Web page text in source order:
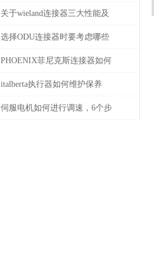
关于wieland连接器三大性能及
重要性
选择ODU连接器时要考虑哪些
因素？
PHOENIX菲尼克斯连接器如何
保证数据的安全性
italberta执行器如何维护保养
伺服电机如何进行调速，6个步